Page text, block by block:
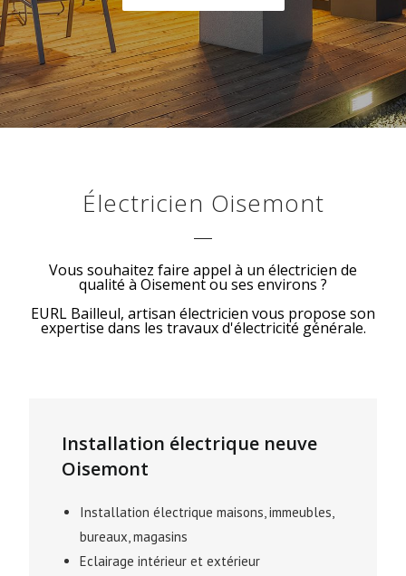
Électricien Oisemont
Vous souhaitez faire appel à un électricien de
qualité à Oisement ou ses environs ?
EURL Bailleul, artisan électricien vous propose son
expertise dans les travaux d'électricité générale.
Installation électrique neuve
Oisemont
Installation électrique maisons, immeubles,
bureaux, magasins
Eclairage intérieur et extérieur